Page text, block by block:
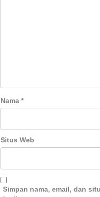
Nama*
Situs Web
Simpan nama, email, dan